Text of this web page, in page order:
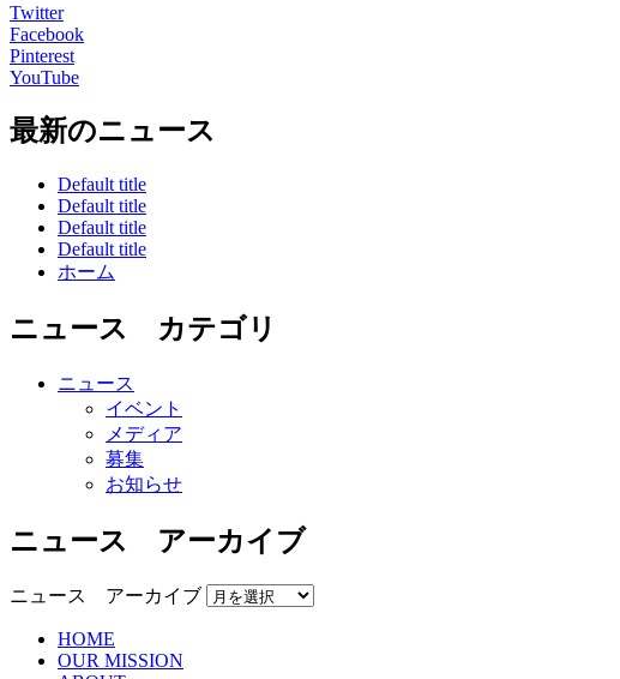
Twitter
Facebook
Pinterest
YouTube
最新のニュース
Default title
Default title
Default title
Default title
ホーム
ニュース カテゴリ
ニュース
イベント
メディア
募集
お知らせ
ニュース アーカイブ
ニュース アーカイブ
HOME
OUR MISSION